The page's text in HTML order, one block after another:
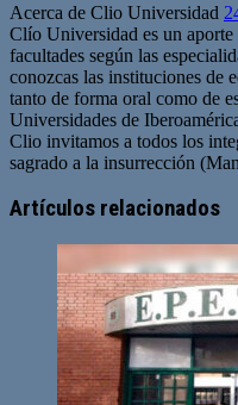
Acerca de Clio Universidad
Clío Universidad es un
facultades según las
conozcas las instituciones de
tanto de forma oral como de
Universidades de
Clio invitamos a todos los
sagrado a la insurrección
Artículos relacionados